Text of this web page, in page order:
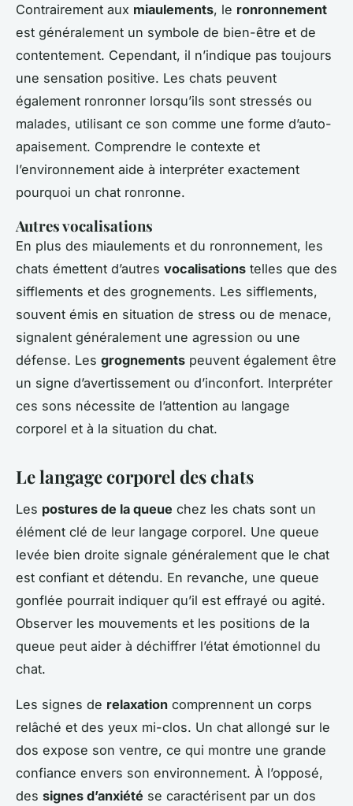
Contrairement aux miaulements, le ronronnement
est généralement un symbole de bien-être et de
contentement. Cependant, il n’indique pas toujours
une sensation positive. Les chats peuvent
également ronronner lorsqu’ils sont stressés ou
malades, utilisant ce son comme une forme d’auto-
apaisement. Comprendre le contexte et
l’environnement aide à interpréter exactement
pourquoi un chat ronronne.
Autres vocalisations
En plus des miaulements et du ronronnement, les
chats émettent d’autres vocalisations telles que des
sifflements et des grognements. Les sifflements,
souvent émis en situation de stress ou de menace,
signalent généralement une agression ou une
défense. Les grognements peuvent également être
un signe d’avertissement ou d’inconfort. Interpréter
ces sons nécessite de l’attention au langage
corporel et à la situation du chat.
Le langage corporel des chats
Les postures de la queue chez les chats sont un
élément clé de leur langage corporel. Une queue
levée bien droite signale généralement que le chat
est confiant et détendu. En revanche, une queue
gonflée pourrait indiquer qu’il est effrayé ou agité.
Observer les mouvements et les positions de la
queue peut aider à déchiffrer l’état émotionnel du
chat.
Les signes de relaxation comprennent un corps
relâché et des yeux mi-clos. Un chat allongé sur le
dos expose son ventre, ce qui montre une grande
confiance envers son environnement. À l’opposé,
des signes d’anxiété se caractérisent par un dos